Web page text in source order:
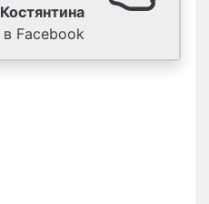
Костянтина
в Facebook